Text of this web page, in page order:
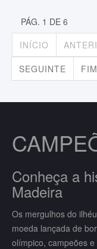
PÁG. 1 DE 6
INÍCIO
SEGUINTE
FIM
Conheça a
Madeira
Os mergulhos do
moeda lançada de
olímpico, campeões